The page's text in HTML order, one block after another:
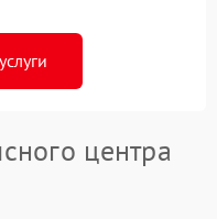
центра